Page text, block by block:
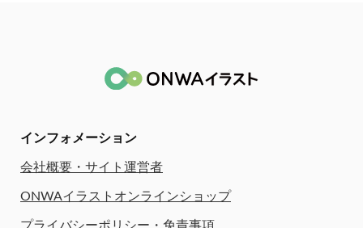
インフォメーション
会社概要・サイト運営者
ONWAイラストオンラインショップ